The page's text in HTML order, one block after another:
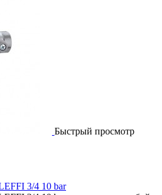
Быстрый просмотр
3/4 10 bar